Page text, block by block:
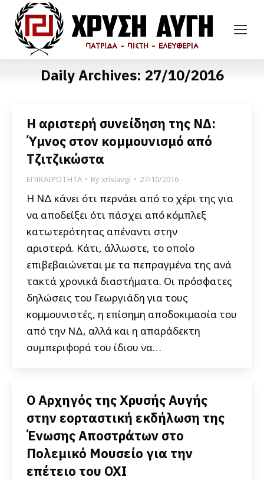
Daily Archives: 27/10/2016
Η αριστερή συνείδηση της ΝΔ:
Ύμνος στον κομμουνισμό από
Τζιτζικώστα
ΕΠΙΚΑΙΡΟΤΗΤΑ Byxrisiavgi 27/10/2016
Η ΝΔ κάνει ότι περνάει από το χέρι της για
να αποδείξει ότι πάσχει από κόμπλεξ
κατωτερότητας απέναντι στην
αριστερά. Κάτι, άλλωστε, το οποίο
επιβεβαιώνεται με τα πεπραγμένα της ανά
τακτά χρονικά διαστήματα. Οι πρόσφατες
δηλώσεις του Γεωργιάδη για τους
κομμουνιστές, η επίσημη αποδοκιμασία του
από την ΝΔ, αλλά και η απαράδεκτη
συμπεριφορά του ίδιου να…
Ο Αρχηγός της Χρυσής Αυγής
στην εορταστική εκδήλωση της
Ένωσης Αποστράτων στο
Πολεμικό Μουσείο για την
επέτειο του ΟΧΙ